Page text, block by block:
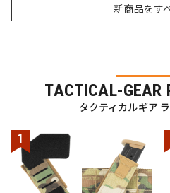
新商品をす
TACTICAL-GEAR
タクティカルギア